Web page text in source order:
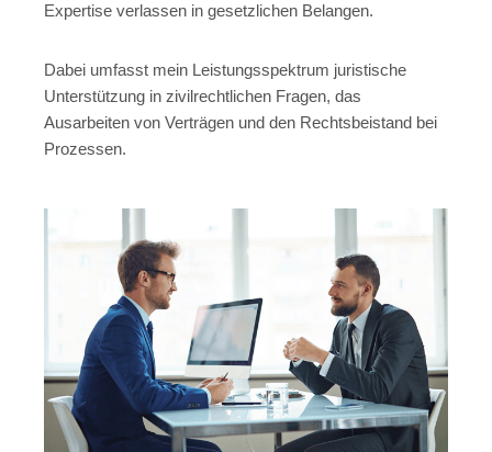
Expertise verlassen in gesetzlichen Belangen.
Dabei umfasst mein Leistungsspektrum juristische
Unterstützung in zivilrechtlichen Fragen, das
Ausarbeiten von Verträgen und den Rechtsbeistand bei
Prozessen.